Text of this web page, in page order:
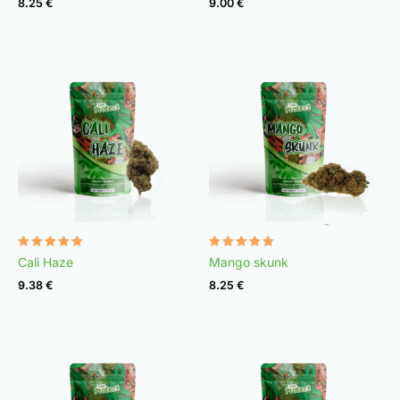
8.25 € 9.00 €
Rated
4.99
out of 5
Cali Haze
9.38 €
Rated
4.96
out of 5
Mango skunk
8.25 €